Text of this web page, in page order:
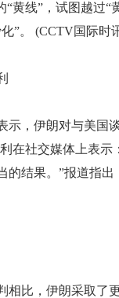
黄线”，试图越过“
”。 (CCTV国际时
，伊朗对与美国
在社交媒体上表示
的结果。”报道指出
比，伊朗采取了